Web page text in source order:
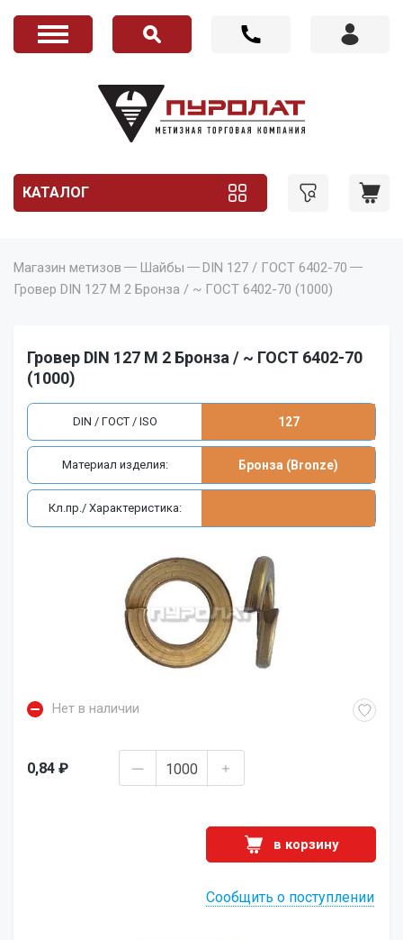
КАТАЛОГ
Магазин метизов Шайбы
DIN 127 / ГОСТ 6402-70
Гровер DIN 127 M 2 Бронза / ~ ГОСТ 6402-70 (1000)
Гровер DIN 127 M 2 Бронза / ~ ГОСТ 6402-70
(1000)
Нет в наличии
0,84 ₽
в корзину
Сообщить о поступлении
DIN / ГОСТ / ISO 127
Материал изделия: Бронза (Bronze)
Кл.пр./ Характеристика: